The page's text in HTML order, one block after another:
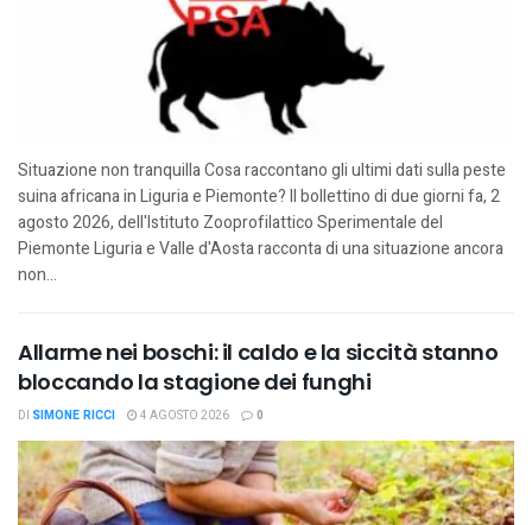
Situazione non tranquilla Cosa raccontano gli ultimi dati sulla peste
suina africana in Liguria e Piemonte? Il bollettino di due giorni fa, 2
agosto 2026, dell'Istituto Zooprofilattico Sperimentale del
Piemonte Liguria e Valle d'Aosta racconta di una situazione ancora
non...
Allarme nei boschi: il caldo e la siccità stanno
bloccando la stagione dei funghi
DI SIMONE RICCI 4 AGOSTO 2026 0